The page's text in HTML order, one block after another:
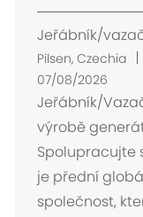
o
n
e
Jeřábník/
U
b
i
c
a
i
o
Pilsen, Czechia
07/08/2026
Jeřábník/
výrobě
Spolupracujte
je přední
společnost,